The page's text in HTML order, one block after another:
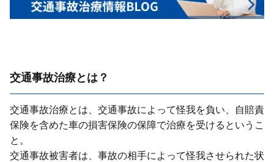
交通事故治療とは？
交通事故治療とは、交通事故によって怪我を負い、⾃賠責
保険を含めた⾞の損害保険の保障で治療を受けるというこ
と。
交通事故被害者は、事故の相⼿によって怪我させられた状